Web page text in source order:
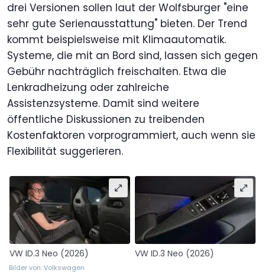
drei Versionen sollen laut der Wolfsburger "eine
sehr gute Serienausstattung" bieten. Der Trend
kommt beispielsweise mit Klimaautomatik.
Systeme, die mit an Bord sind, lassen sich gegen
Gebühr nachträglich freischalten. Etwa die
Lenkradheizung oder zahlreiche
Assistenzsysteme. Damit sind weitere
öffentliche Diskussionen zu treibenden
Kostenfaktoren vorprogrammiert, auch wenn sie
Flexibilität suggerieren.
VW ID.3 Neo (2026) VW ID.3 Neo (2026)
Bilder von: Volkswagen